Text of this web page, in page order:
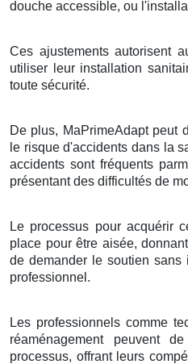
douche accessible, ou
Ces ajustements autorisent
utiliser leur installation
toute sécurité.
De plus, MaPrimeAdapt peut
le risque d'accidents dans la
accidents sont fréquents
présentant des difficultés de
Le processus pour acquérir
place pour être aisée,
de demander le soutien
professionnel.
Les professionnels comme
réaménagement peuvent
processus, offrant leurs